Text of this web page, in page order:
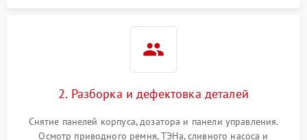
2. Разборка и дефектовка деталей
Снятие панелей корпуса, дозатора и панели управления.
Осмотр приводного ремня, ТЭНа, сливного насоса и